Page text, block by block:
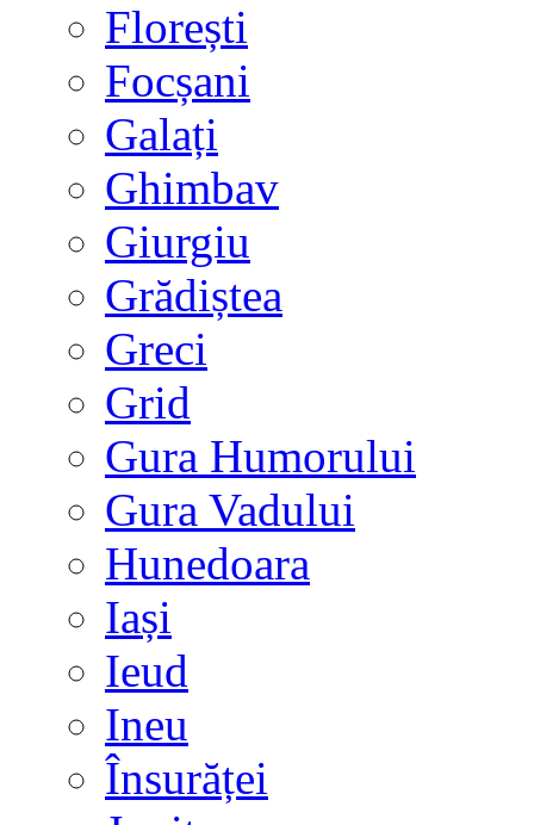
Florești
Focșani
Galați
Ghimbav
Giurgiu
Grădiștea
Greci
Grid
Gura Humorului
Gura Vadului
Hunedoara
Iași
Ieud
Ineu
Însurăței